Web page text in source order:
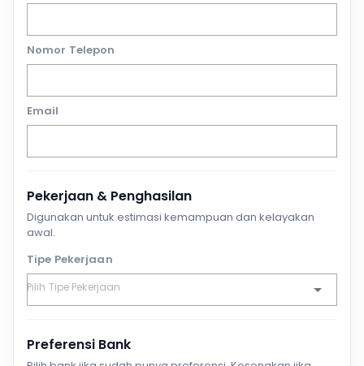
Nomor Telepon
Email
Pekerjaan & Penghasilan
Digunakan untuk estimasi kemampuan dan kelayakan
awal.
Tipe Pekerjaan
Preferensi Bank